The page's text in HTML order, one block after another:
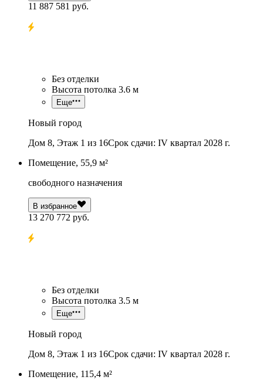
11 887 581 руб.
Без отделки
Высота потолка 3.6 м
Еще
Новый город
Дом 8, Этаж 1 из 16Срок сдачи: IV квартал 2028 г.
Помещение, 55,9 м²
свободного назначения
В избранное
13 270 772 руб.
Без отделки
Высота потолка 3.5 м
Еще
Новый город
Дом 8, Этаж 1 из 16Срок сдачи: IV квартал 2028 г.
Помещение, 115,4 м²